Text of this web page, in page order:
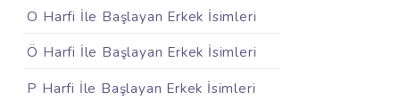
O Harfi İle Başlayan Erkek İsimleri
Ö Harfi İle Başlayan Erkek İsimleri
P Harfi İle Başlayan Erkek İsimleri